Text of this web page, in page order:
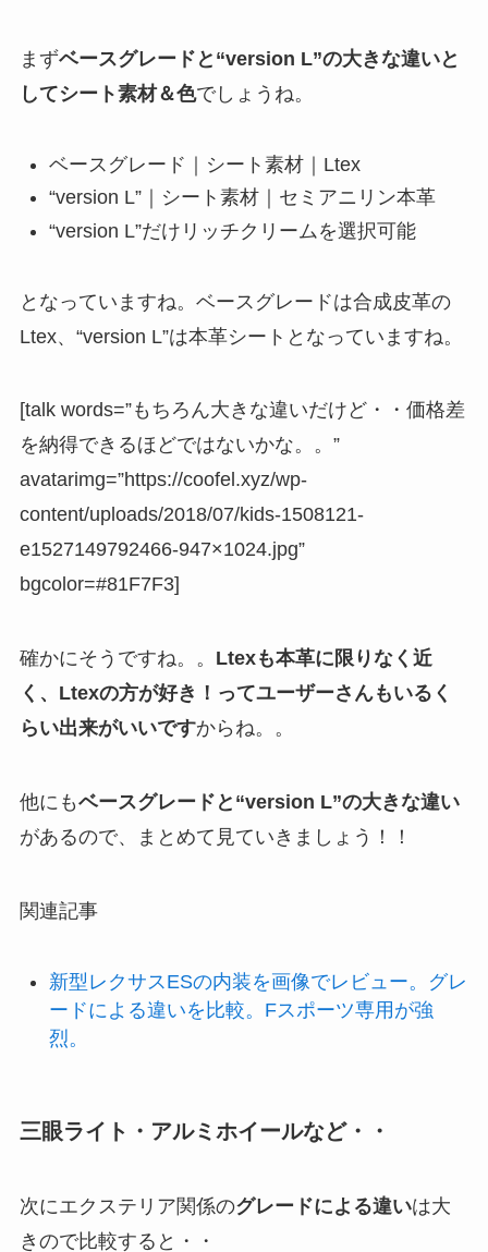
まずベースグレードと“version L”の大きな違いと
してシート素材＆色でしょうね。
ベースグレード｜シート素材｜Ltex
“version L”｜シート素材｜セミアニリン本革
“version L”だけリッチクリームを選択可能
となっていますね。ベースグレードは合成皮革の
Ltex、“version L”は本革シートとなっていますね。
[talk words=”もちろん大きな違いだけど・・価格差
を納得できるほどではないかな。。”
avatarimg=”https://coofel.xyz/wp-
content/uploads/2018/07/kids-1508121-
e1527149792466-947×1024.jpg”
bgcolor=#81F7F3]
確かにそうですね。。 Ltexも本革に限りなく近
く、Ltexの方が好き！ってユーザーさんもいるく
らい出来がいいですからね。。
他にもベースグレードと“version L”の大きな違い
があるので、まとめて見ていきましょう！！
関連記事
新型レクサスESの内装を画像でレビュー。グレ
ードによる違いを比較。Fスポーツ専用が強
烈。
三眼ライト・アルミホイールなど・・
次にエクステリア関係のグレードによる違いは大
きので比較すると・・